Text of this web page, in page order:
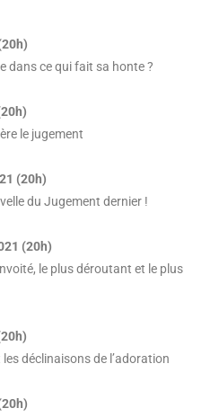
dans ce qui fait sa honte ?
le jugement
(20h)
du Jugement dernier !
(20h)
le plus déroutant et le plus
déclinaisons de l’adoration